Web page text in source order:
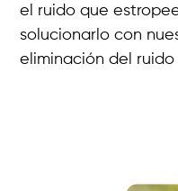
el ruido que
solucionarlo con
eliminación del